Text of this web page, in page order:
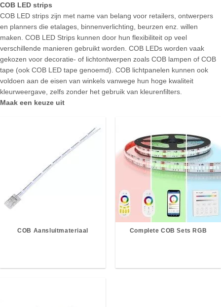
COB LED strips
COB LED strips zijn met name van belang voor retailers, ontwerpers
en planners die etalages, binnenverlichting, beurzen enz. willen
maken. COB LED Strips kunnen door hun flexibiliteit op veel
verschillende manieren gebruikt worden. COB LEDs worden vaak
gekozen voor decoratie- of lichtontwerpen zoals COB lampen of COB
tape (ook COB LED tape genoemd). COB lichtpanelen kunnen ook
voldoen aan de eisen van winkels vanwege hun hoge kwaliteit
kleurweergave, zelfs zonder het gebruik van kleurenfilters.
Maak een keuze uit
COB Aansluitmateriaal Complete COB Sets RGB